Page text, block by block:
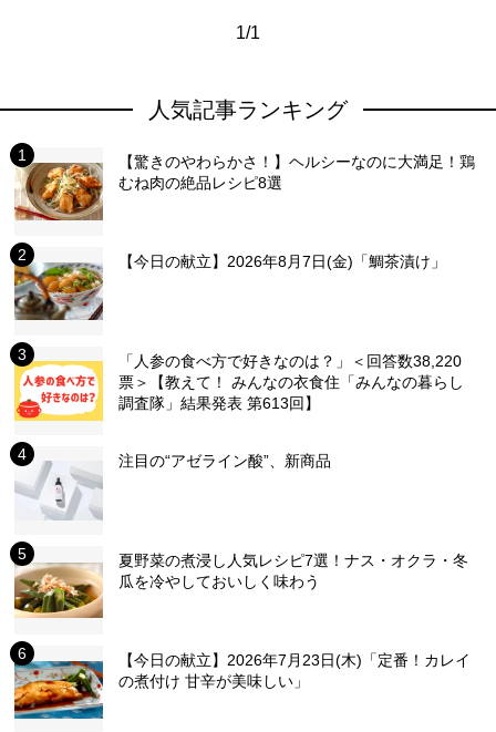
1/1
人気記事ランキング
【驚きのやわらかさ！】ヘルシーなのに大満足！鶏
むね肉の絶品レシピ8選
【今日の献立】2026年8月7日(金)「鯛茶漬け」
「人参の食べ方で好きなのは？」＜回答数38,220
票＞【教えて！ みんなの衣食住「みんなの暮らし
調査隊」結果発表 第613回】
注目の“アゼライン酸”、新商品
夏野菜の煮浸し人気レシピ7選！ナス・オクラ・冬
瓜を冷やしておいしく味わう
【今日の献立】2026年7月23日(木)「定番！カレイ
の煮付け 甘辛が美味しい」